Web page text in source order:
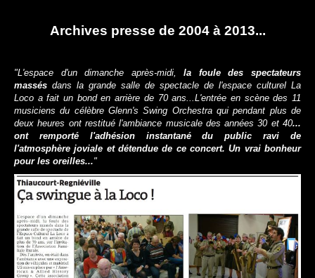
Archives presse de 2004 à 2013...
"L'espace d'un dimanche après-midi,la foule des spectateurs
massés dans la grande salle de spectacle de l'espace culturel La
Loco a fait un bond en arrière de 70 ans...L'entrée en scène des 11
musiciens du célèbre Glenn's Swing Orchestra qui pendant plus de
deux heures ont restitué l'ambiance musicale des années 30 et 40...
ont remporté l'adhésion instantané du public ravi de
l'atmosphère joviale et détendue de ce concert. Un vrai bonheur
pour les oreilles..."